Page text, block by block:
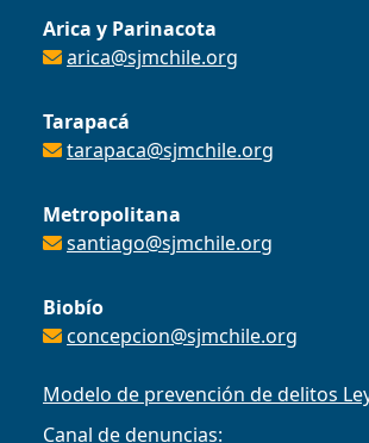
Arica y Parinacota
arica@sjmchile.org
Tarapacá
tarapaca@sjmchile.org
Metropolitana
santiago@sjmchile.org
Biobío
concepcion@sjmchile.org
Modelo de prevención de delitos
Canal de denuncias: